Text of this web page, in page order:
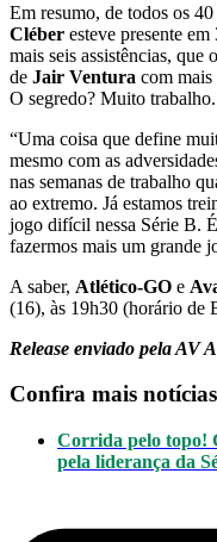
Em resumo, de todos os
Cléber esteve presente
mais seis assistências, que
de Jair Ventura com mais
O segredo? Muito trabalho.
“Uma coisa que define
mesmo com as
nas semanas de trabalho
ao extremo. Já estamos
jogo difícil nessa Série B.
fazermos mais um grande
A saber, Atlético-GO e
(16), às 19h30 (horário de
Release enviado pela AV
Confira mais
Corrida pelo topo!
pela liderança da